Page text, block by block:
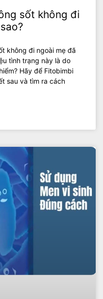
sốt không đi
không đi ngoài mẹ đã
tình trạng này là do
Hãy để Fitobimbi
sau và tìm ra cách